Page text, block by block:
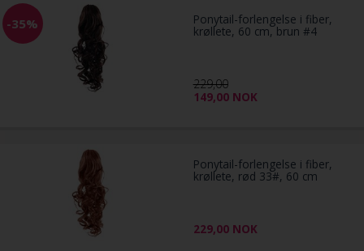
-35% Ponytail-forlengelse i fiber,
krøllete, 60 cm, brun #4
229,00
149,00 NOK
Ponytail-forlengelse i fiber,
krøllete, rød 33#, 60 cm
229,00 NOK